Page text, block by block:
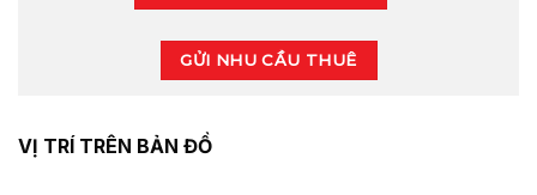
GỬI NHU CẦU THUÊ
VỊ TRÍ TRÊN BẢN ĐỒ